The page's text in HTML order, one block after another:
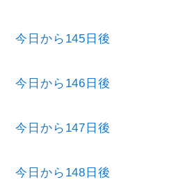
今日から145日後
今日から146日後
今日から147日後
今日から148日後